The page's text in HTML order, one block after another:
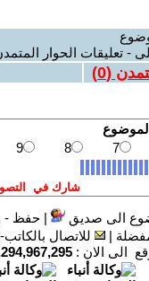
- تعليقات الحوار
(
0
)
الى صديق |حفظ -
|
للاتصال
الى الان :